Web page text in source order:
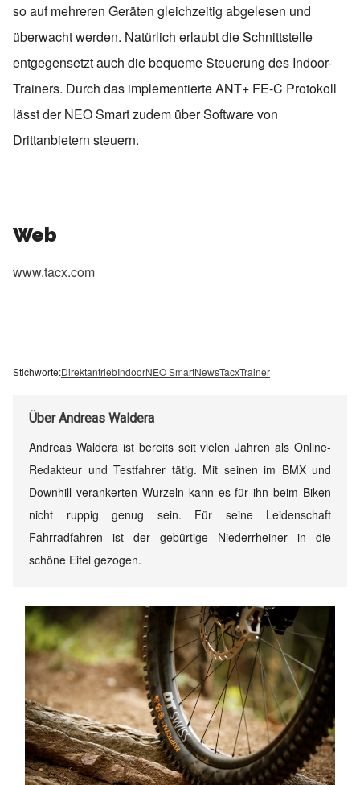
so auf mehreren Geräten gleichzeitig abgelesen und
überwacht werden. Natürlich erlaubt die Schnittstelle
entgegensetzt auch die bequeme Steuerung des Indoor-
Trainers. Durch das implementierte ANT+ FE-C Protokoll
lässt der NEO Smart zudem über Software von
Drittanbietern steuern.
Web
www.tacx.com
Stichworte:DirektantriebIndoorNEO SmartNewsTacxTrainer
ÜberAndreas Waldera
Andreas Waldera ist bereits seit vielen Jahren als Online-
Redakteur und Testfahrer tätig. Mit seinen im BMX und
Downhill verankerten Wurzeln kann es für ihn beim Biken
nicht ruppig genug sein. Für seine Leidenschaft
Fahrradfahren ist der gebürtige Niederrheiner in die
schöne Eifel gezogen.